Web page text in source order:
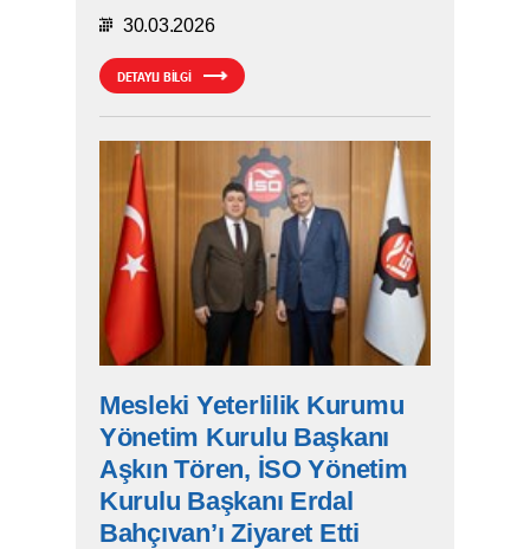
30.03.2026
DETAYLI BİLGİ
Mesleki Yeterlilik Kurumu
Yönetim Kurulu Başkanı
Aşkın Tören, İSO Yönetim
Kurulu Başkanı Erdal
Bahçıvan’ı Ziyaret Etti